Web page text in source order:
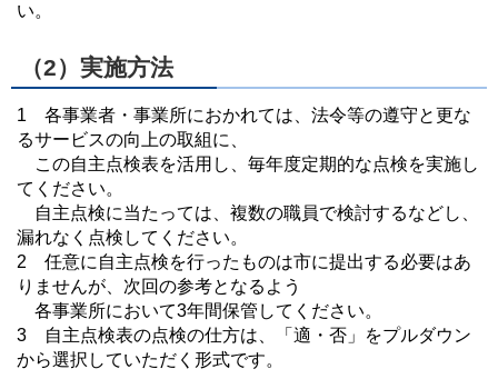
い。
（2）実施方法
1 各事業者・事業所におかれては、法令等の遵守と更な
るサービスの向上の取組に、
この自主点検表を活用し、毎年度定期的な点検を実施し
てください。
自主点検に当たっては、複数の職員で検討するなどし、
漏れなく点検してください。
2 任意に自主点検を行ったものは市に提出する必要はあ
りませんが、次回の参考となるよう
各事業所において3年間保管してください。
3 自主点検表の点検の仕方は、「適・否」をプルダウン
から選択していただく形式です。